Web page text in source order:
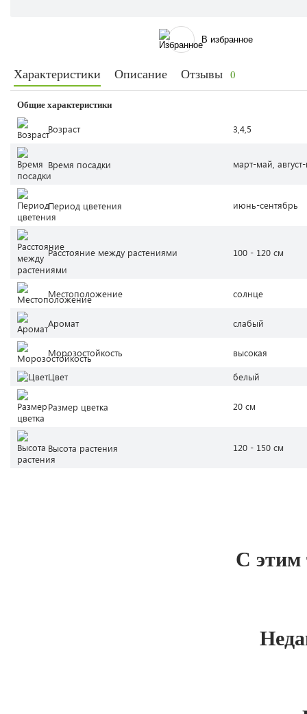
В избранное
Характеристики Описание Отзывы 0
Общие характеристики
Возраст 3,4,5
Время посадки март-май,
Период цветения июнь-сентябрь
Расстояние между растениями 100 - 120 см
Местоположение солнце
Аромат слабый
Морозостойкость высокая
Цвет белый
Размер цветка 20 см
Высота растения 120 - 150 см
С этим